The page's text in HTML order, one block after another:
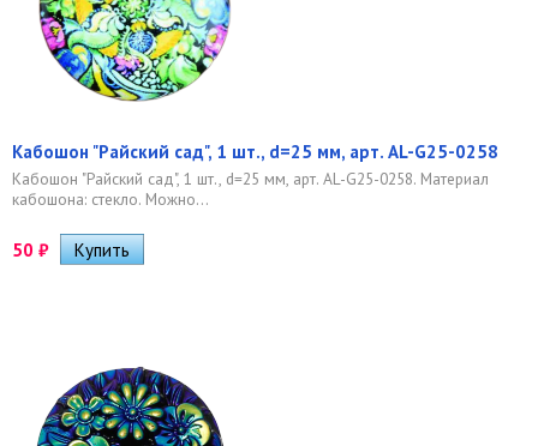
Кабошон "Райский сад", 1 шт., d=25 мм, арт. AL-G25-0258
Кабошон "Райский сад", 1 шт., d=25 мм, арт. AL-G25-0258. Материал
кабошона: стекло. Можно...
50 ₽